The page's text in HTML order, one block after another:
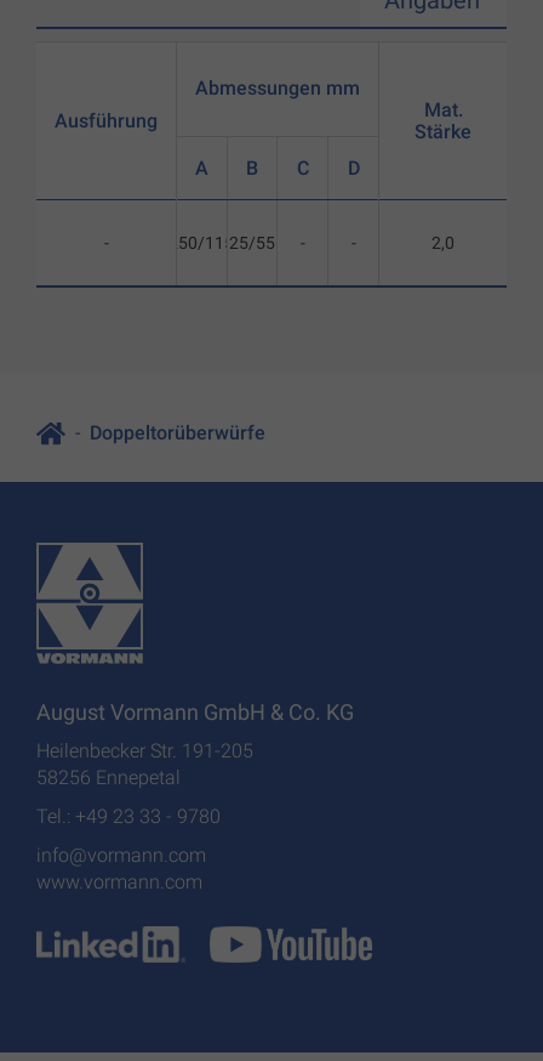
Ausführung
-
Abmessungen mm
A B C D
250/11525/55 - -
Mat.
Stärke
2,0
Doppeltorüberwürfe
August Vormann GmbH & Co. KG
Heilenbecker Str. 191-205
58256 Ennepetal
Tel.: +49 23 33 - 9780
info@vormann.com
www.vormann.com